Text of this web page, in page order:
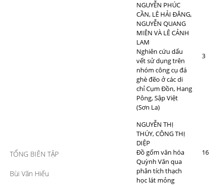
TỔNG BIÊN TẬP
Bùi Văn Hiếu
NGUYỄN PHÚC
CẦN, LÊ HẢI ĐĂNG,
NGUYỄN QUANG
MIÊN VÀ LÊ CẢNH
LAM
Nghiên cứu dấu
vết sử dụng trên
nhóm công cụ đá
ghè đẽo ở các di
chỉ Cụm Đồn, Hang
Pông, Sập Việt
(Sơn La)
3
NGUYỄN THỊ
THÚY, CÔNG THỊ
DIỆP
Đồ gốm văn hóa
Quỳnh Văn qua
phân tích thạch
học lát mỏng
16